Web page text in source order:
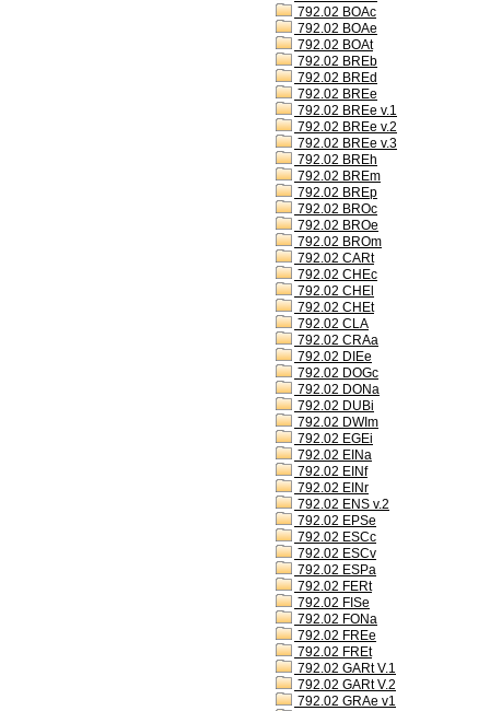
792.02 BOAc
792.02 BOAe
792.02 BOAt
792.02 BREb
792.02 BREd
792.02 BREe
792.02 BREe v.1
792.02 BREe v.2
792.02 BREe v.3
792.02 BREh
792.02 BREm
792.02 BREp
792.02 BROc
792.02 BROe
792.02 BROm
792.02 CARt
792.02 CHEc
792.02 CHEl
792.02 CHEt
792.02 CLA
792.02 CRAa
792.02 DIEe
792.02 DOGc
792.02 DONa
792.02 DUBi
792.02 DWIm
792.02 EGEi
792.02 EINa
792.02 EINf
792.02 EINr
792.02 ENS v.2
792.02 EPSe
792.02 ESCc
792.02 ESCv
792.02 ESPa
792.02 FERt
792.02 FISe
792.02 FONa
792.02 FREe
792.02 FREt
792.02 GARt V.1
792.02 GARt V.2
792.02 GRAe v1